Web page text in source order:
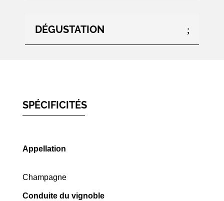
DÉGUSTATION
SPÉCIFICITÉS
Appellation
Champagne
Conduite du vignoble